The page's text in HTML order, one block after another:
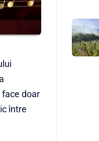
face doar
între